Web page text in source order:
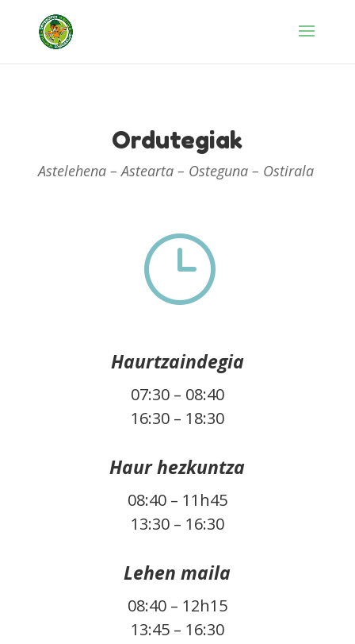
Ordutegiak
Astelehena – Astearta – Osteguna – Ostirala
}
Haurtzaindegia
07:30 – 08:40
16:30 – 18:30
Haur hezkuntza
08:40 – 11h45
13:30 – 16:30
Lehen maila
08:40 – 12h15
13:45 – 16:30